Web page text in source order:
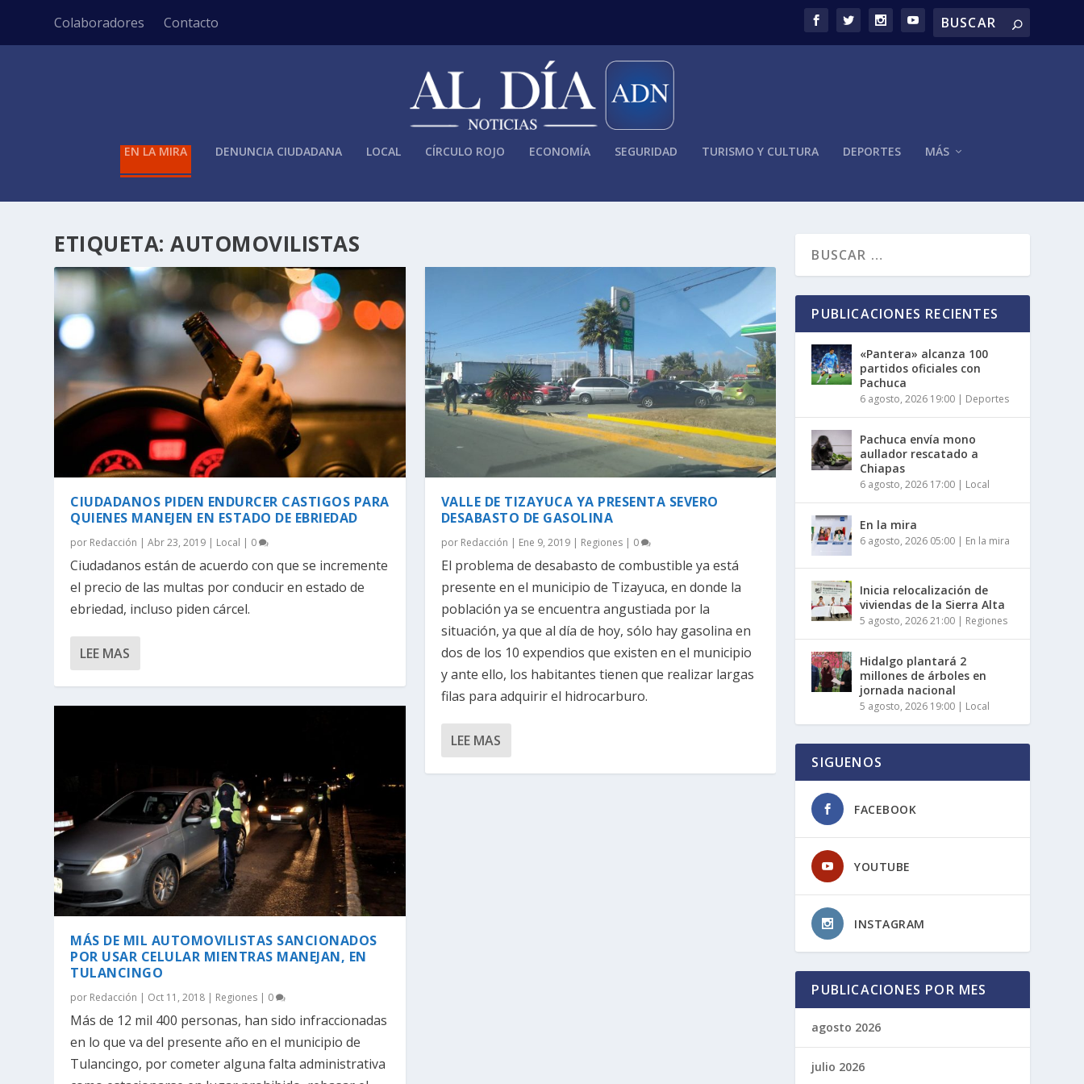
Colaboradores Contacto
EN LA MIRA DENUNCIA CIUDADANA LOCAL CÍRCULO ROJO ECONOMÍA SEGURIDAD TURISMO Y CULTURA DEPORTES MÁS
ETIQUETA:AUTOMOVILISTAS
CIUDADANOS PIDEN ENDURCER CASTIGOS PARA
QUIENES MANEJEN EN ESTADO DE EBRIEDAD
por Redacción |Abr 23, 2019 | Local | 0
Ciudadanos están de acuerdo con que se incremente
el precio de las multas por conducir en estado de
ebriedad, incluso piden cárcel.
LEE MAS
MÁS DE MIL AUTOMOVILISTAS SANCIONADOS
POR USAR CELULAR MIENTRAS MANEJAN, EN
TULANCINGO
por Redacción | Oct 11, 2018 | Regiones | 0
Más de 12 mil 400 personas, han sido infraccionadas
en lo que va del presente año en el municipio de
Tulancingo, por cometer alguna falta administrativa
VALLE DE TIZAYUCA YA PRESENTA SEVERO
DESABASTO DE GASOLINA
por Redacción | Ene 9, 2019| Regiones| 0
El problema de desabasto de combustible ya está
presente en el municipio de Tizayuca, en donde la
población ya se encuentra angustiada por la
situación, ya que al día de hoy, sólo hay gasolina en
dos de los 10 expendios que existen en el municipio
y ante ello, los habitantes tienen que realizar largas
filas para adquirir el hidrocarburo.
LEE MAS
PUBLICACIONES RECIENTES
«Pantera» alcanza 100
partidos oficiales con
Pachuca
6 agosto, 2026 19:00 | Deportes
Pachuca envía mono
aullador rescatado a
Chiapas
6 agosto, 2026 17:00 | Local
En la mira
6 agosto, 2026 05:00 | En la mira
Inicia relocalización de
viviendas de la Sierra Alta
5 agosto, 2026 21:00 | Regiones
Hidalgo plantará 2
millones de árboles en
jornada nacional
5 agosto, 2026 19:00 | Local
SIGUENOS
FACEBOOK
YOUTUBE
INSTAGRAM
PUBLICACIONES POR MES
agosto 2026
julio 2026